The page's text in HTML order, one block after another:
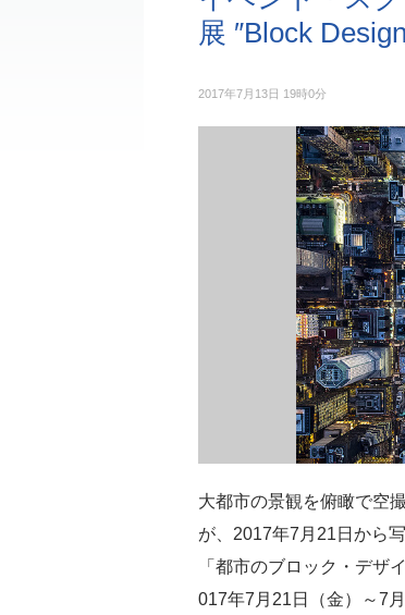
展 ″Block
2017年7月13日 19時0分
大都市の景観を俯瞰で空
が、2017年7月21日から
「都市のブロック・デザ
017年7月21日（金）～7